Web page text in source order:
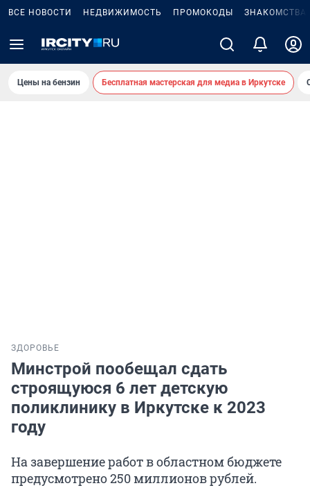
ВСЕ НОВОСТИ НЕДВИЖИМОСТЬ ПРОМОКОДЫ ЗНАКОМСТВА
Цены на бензин Бесплатная мастерская для медиа в Иркутске
ЗДОРОВЬЕ
Минстрой пообещал сдать
строящуюся 6 лет детскую
поликлинику в Иркутске к 2023
году
На завершение работ в областном бюджете
предусмотрено 250 миллионов рублей.